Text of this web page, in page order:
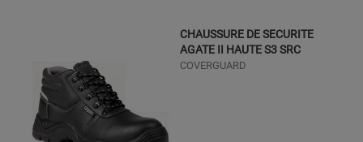
CHAUSSURE DE SECURITE
AGATE II HAUTE S3 SRC
COVERGUARD